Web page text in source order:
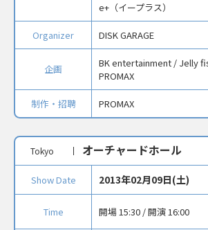
e+（イープラス）
Organizer DISK GARAGE
企画
BK entertainment / Jelly
PROMAX
制作・招聘 PROMAX
Tokyo オーチャードホール
Show Date 2013年02月09日(土)
Time 開場 15:30 / 開演 16:00